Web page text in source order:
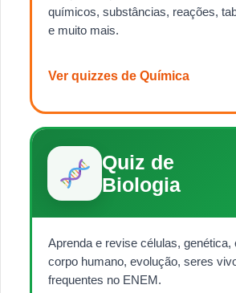
químicos, substâncias, reações,
e muito mais.
Ver quizzes de Química
Quiz de
Biologia
Aprenda e revise células, genética,
corpo humano, evolução, seres
frequentes no ENEM.